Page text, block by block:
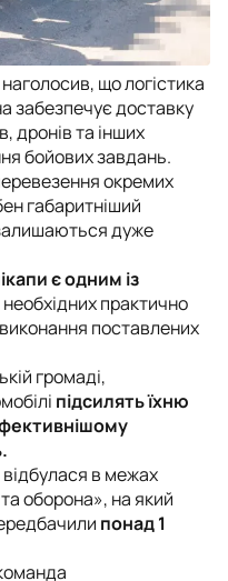
наголосив, що логістика
забезпечує доставку
дронів та інших
бойових завдань.
окремих
габаритніший
дуже
є одним із
необхідних практично
виконання поставлених
громаді,
підсилять їхню
в межах
оборона», на який
понад 1